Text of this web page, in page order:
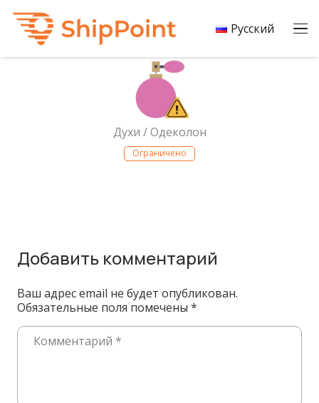
Русский
Духи / Одеколон
Ограничено
Добавить комментарий
Ваш адрес email не будет опубликован.
Обязательные поля помечены *